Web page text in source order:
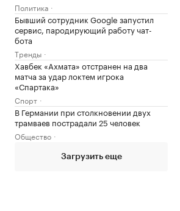
Политика
Бывший сотрудник Google запустил
сервис, пародирующий работу чат-
бота
Тренды
Хавбек «Ахмата» отстранен на два
матча за удар локтем игрока
«Спартака»
Спорт
В Германии при столкновении двух
трамваев пострадали 25 человек
Общество
Загрузить еще